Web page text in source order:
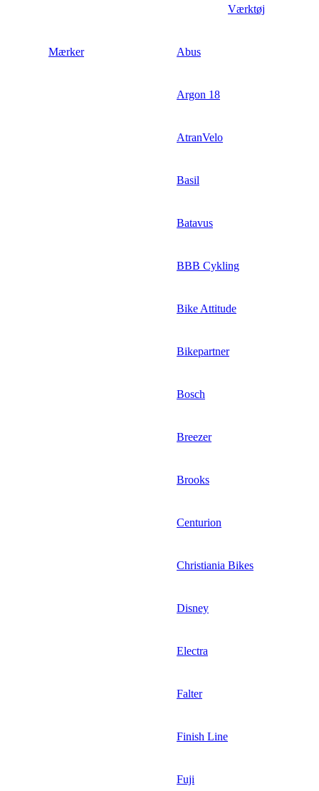
Værktøj
Mærker Abus
Argon 18
AtranVelo
Basil
Batavus
BBB Cykling
Bike Attitude
Bikepartner
Bosch
Breezer
Brooks
Centurion
Christiania Bikes
Disney
Electra
Falter
Finish Line
Fuji